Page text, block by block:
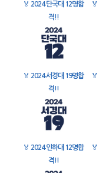
🏅 2024 단국대 12명합
격!!
🏅
🏅 2024 서경대 19명합
격!!
🏅
🏅 2024 인하대 12명합
격!!
🏅